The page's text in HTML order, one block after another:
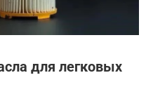
для легковых